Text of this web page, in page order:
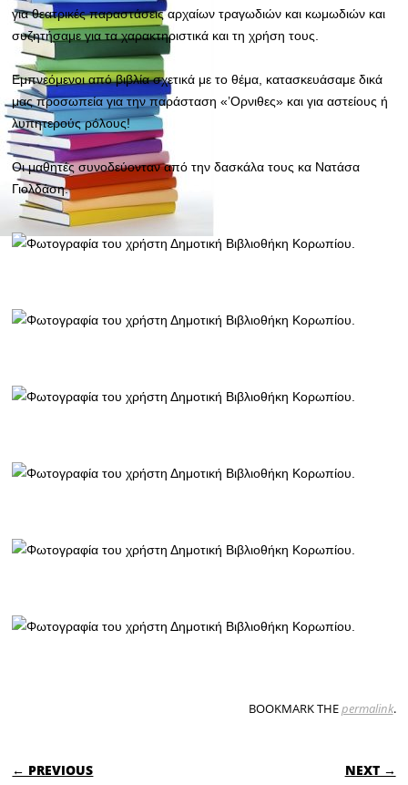
για θεατρικές παραστάσεις αρχαίων τραγωδιών και κωμωδιών και
συζητήσαμε για τα χαρακτηριστικά και τη χρήση τους.
Εμπνεόμενοι από βιβλία σχετικά με το θέμα, κατασκευάσαμε δικά
μας προσωπεία για την παράσταση «’Ορνιθες» και για αστείους ή
λυπητερούς ρόλους!
Οι μαθητές συνοδεύονταν από την δασκάλα τους κα Νατάσα
Γιολδάση.
BOOKMARK THEpermalink.
POST NAVIGATION
← PREVIOUS NEXT →